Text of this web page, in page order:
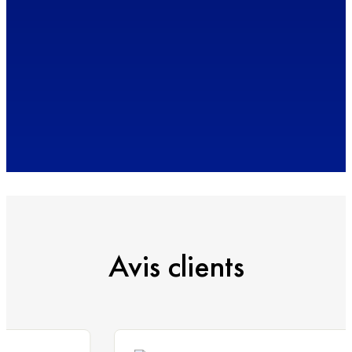
Avis clients